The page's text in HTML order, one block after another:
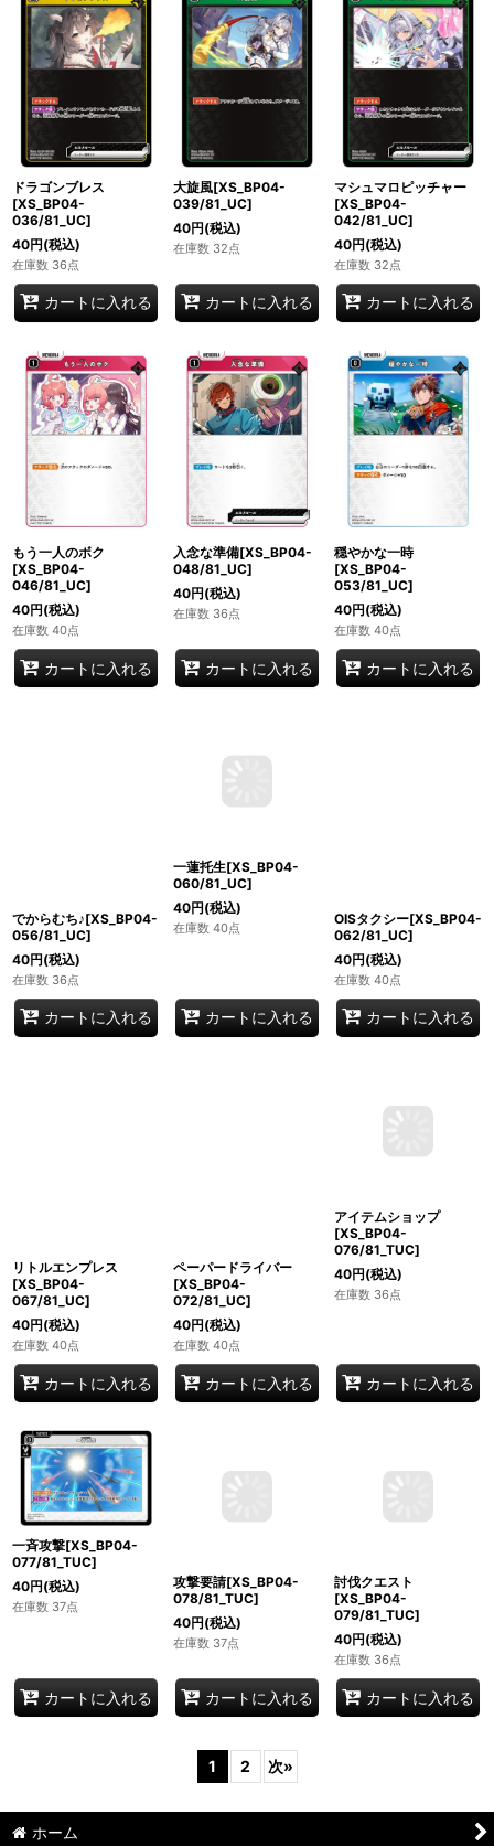
ドラゴンブレス
[XS_BP04-
036/81_UC]
40円(税込)
在庫数 36点
カートに入れる
大旋風[XS_BP04-
039/81_UC]
40円(税込)
在庫数 32点
カートに入れる
マシュマロピッチャー
[XS_BP04-
042/81_UC]
40円(税込)
在庫数 32点
カートに入れる
もう一人のボク
[XS_BP04-
046/81_UC]
40円(税込)
在庫数 40点
カートに入れる
入念な準備[XS_BP04-
048/81_UC]
40円(税込)
在庫数 36点
カートに入れる
穏やかな一時
[XS_BP04-
053/81_UC]
40円(税込)
在庫数 40点
カートに入れる
でからむち♪[XS_BP04-
056/81_UC]
40円(税込)
在庫数 36点
カートに入れる
一蓮托生[XS_BP04-
060/81_UC]
カートに入れる
OISタクシー[XS_BP04-
062/81_UC]
40円(税込)
在庫数 40点
カートに入れる
リトルエンプレス
[XS_BP04-
067/81_UC]
40円 (税込)
在庫数 40点
カートに入れる
ペーパードライバー
[XS_BP04-
072/81_UC]
40円 (税込)
在庫数 40点
カートに入れる
076/81_TUC]
40円(税込)
在庫数 36点
カートに入れる
一斉攻撃[XS_BP04-
077/81_TUC]
40円(税込)
在庫数 37点
40円(税込)
在庫数 37点
079/81_TUC]
40円(税込)
在庫数 36点
カートに入れる
マイページ